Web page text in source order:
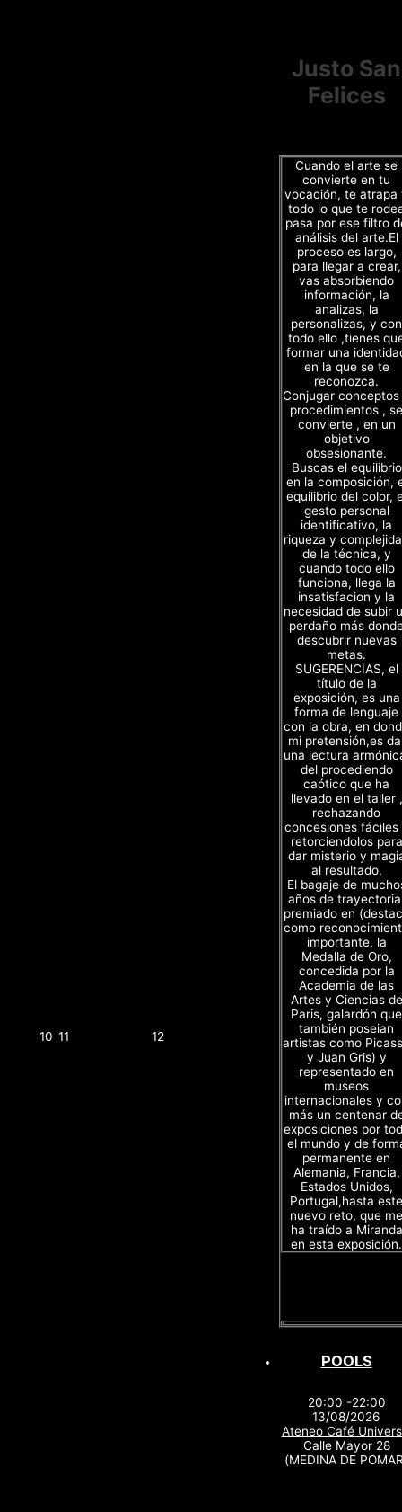
10 11 12
Justo San
Felices
Cuando el arte se
convierte en tu
vocación, te atrapa
todo lo que te
pasa por ese filtro
análisis del arte.El
proceso es largo,
para llegar a crear,
vas absorbiendo
información, la
analizas, la
personalizas, y con
todo ello ,tienes
formar una
en la que se te
reconozca.
Conjugar
procedimientos , se
convierte , en un
objetivo
obsesionante.
Buscas el equilibrio
en la composición,
equilibrio del color,
gesto personal
identificativo, la
riqueza y
de la técnica, y
cuando todo ello
funciona, llega la
insatisfacion y la
necesidad de subir
perdaño más
descubrir nuevas
metas.
SUGERENCIAS, el
título de la
exposición, es una
forma de lenguaje
con la obra, en
mi pretensión,es
una lectura
del procediendo
caótico que ha
llevado en el taller ,
rechazando
concesiones fáciles
retorciendolos para
dar misterio y
al resultado.
El bagaje de
años de
premiado en
como
importante, la
Medalla de Oro,
concedida por la
Academia de las
Artes y Ciencias de
Paris, galardón que
también poseian
artistas como
y Juan Gris) y
representado en
museos
internacionales y
más un centenar
exposiciones por
el mundo y de
permanente en
Alemania, Francia,
Estados Unidos,
Portugal,hasta este
nuevo reto, que me
ha traído a Miranda
en esta exposición.
POOLS
20:00 -22:00
13/08/2026
Ateneo Café
Calle Mayor 28
(MEDINA DE